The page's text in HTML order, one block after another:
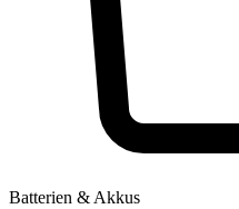
Batterien & Akkus